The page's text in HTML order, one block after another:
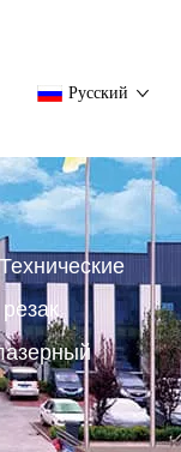
Pусский
Технические